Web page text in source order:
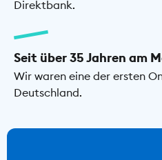
Direktbank.
Seit über 35 Jahren am
Wir waren eine der ersten
Deutschland.